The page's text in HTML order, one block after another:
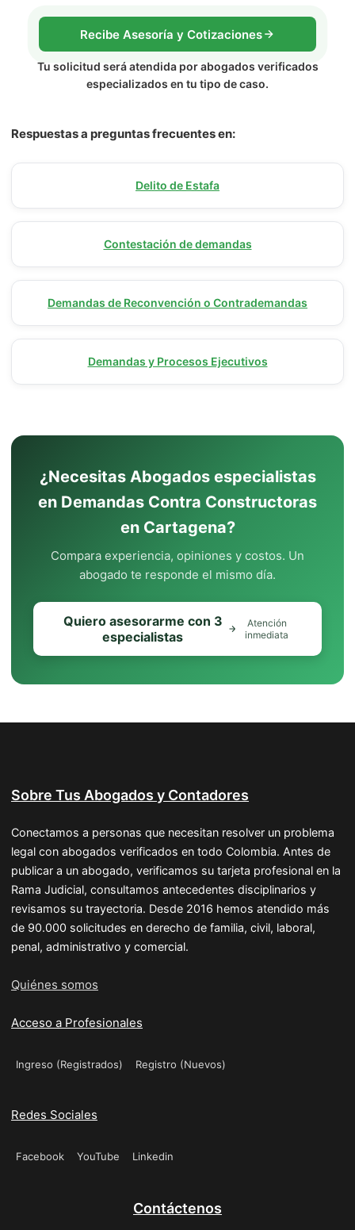
Recibe Asesoría y Cotizaciones
Tu solicitud será atendida por abogados verificados
especializados en tu tipo de caso.
Respuestas a preguntas frecuentes en:
Delito de Estafa
Contestación de demandas
Demandas de Reconvención o Contrademandas
Demandas y Procesos Ejecutivos
¿Necesitas Abogados especialistas
en Demandas Contra Constructoras
en Cartagena?
Compara experiencia, opiniones y costos. Un
abogado te responde el mismo día.
Quiero asesorarme con 3
especialistas
Atención
inmediata
Sobre Tus Abogados y Contadores
Conectamos a personas que necesitan resolver un problema
legal con abogados verificados en todo Colombia. Antes de
publicar a un abogado, verificamos su tarjeta profesional en la
Rama Judicial, consultamos antecedentes disciplinarios y
revisamos su trayectoria. Desde 2016 hemos atendido más
de 90.000 solicitudes en derecho de familia, civil, laboral,
penal, administrativo y comercial.
Quiénes somos
Acceso a Profesionales
Ingreso (Registrados) Registro (Nuevos)
Redes Sociales
Facebook YouTube Linkedin
Contáctenos